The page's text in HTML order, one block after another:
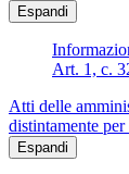
Espandi
Art. 1, c.
Atti delle
distintamente
Espandi